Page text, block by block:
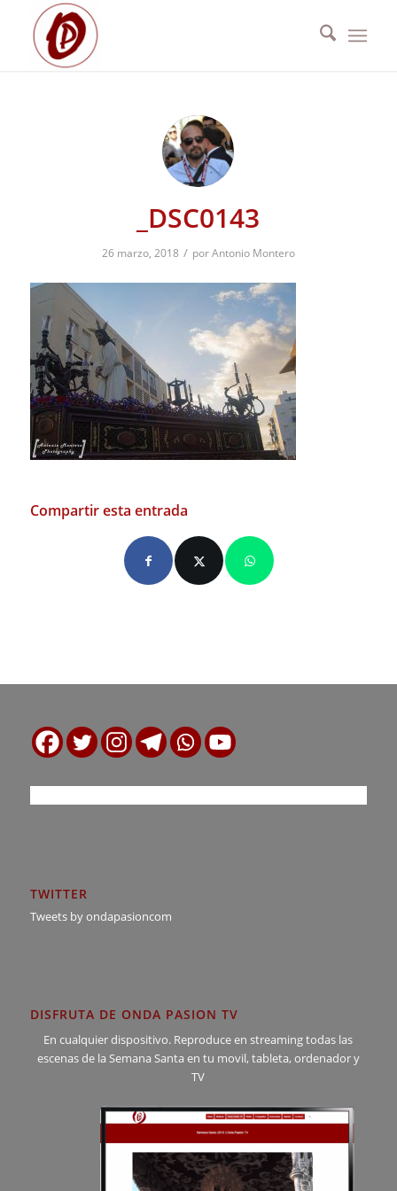
_DSC0143
26 marzo, 2018 / porAntonio Montero
Compartir esta entrada
TWITTER
Tweets by ondapasioncom
DISFRUTA DE ONDA PASION TV
En cualquier dispositivo. Reproduce en streaming todas las
escenas de la Semana Santa en tu movil, tableta, ordenador y
TV